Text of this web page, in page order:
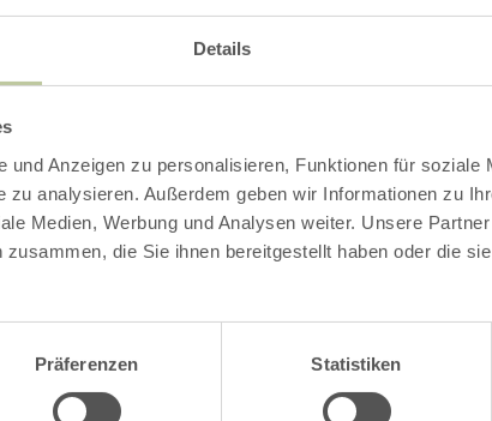
Details
und Anzeigen zu personalisieren, Funktionen für soziale
zu analysieren. Außerdem geben wir Informationen zu
Medien, Werbung und Analysen weiter. Unsere
die Sie ihnen bereitgestellt haben oder die
Präferenzen Statistiken
Contact